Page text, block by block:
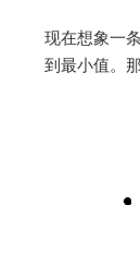
现在想象一
到最小值。